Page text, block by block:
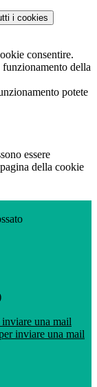
i cookies
consentire.
della
potete
essere
della cookie
una mail
inviare una mail